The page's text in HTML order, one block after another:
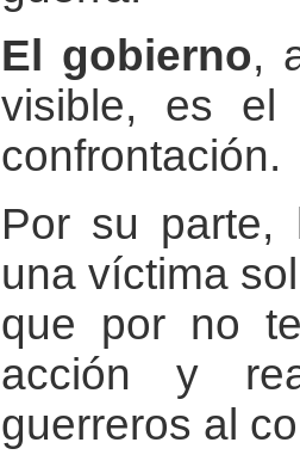
El gobierno,
visible, es el
confrontación.
Por su parte,
una víctima
que por no
acción y
guerreros al